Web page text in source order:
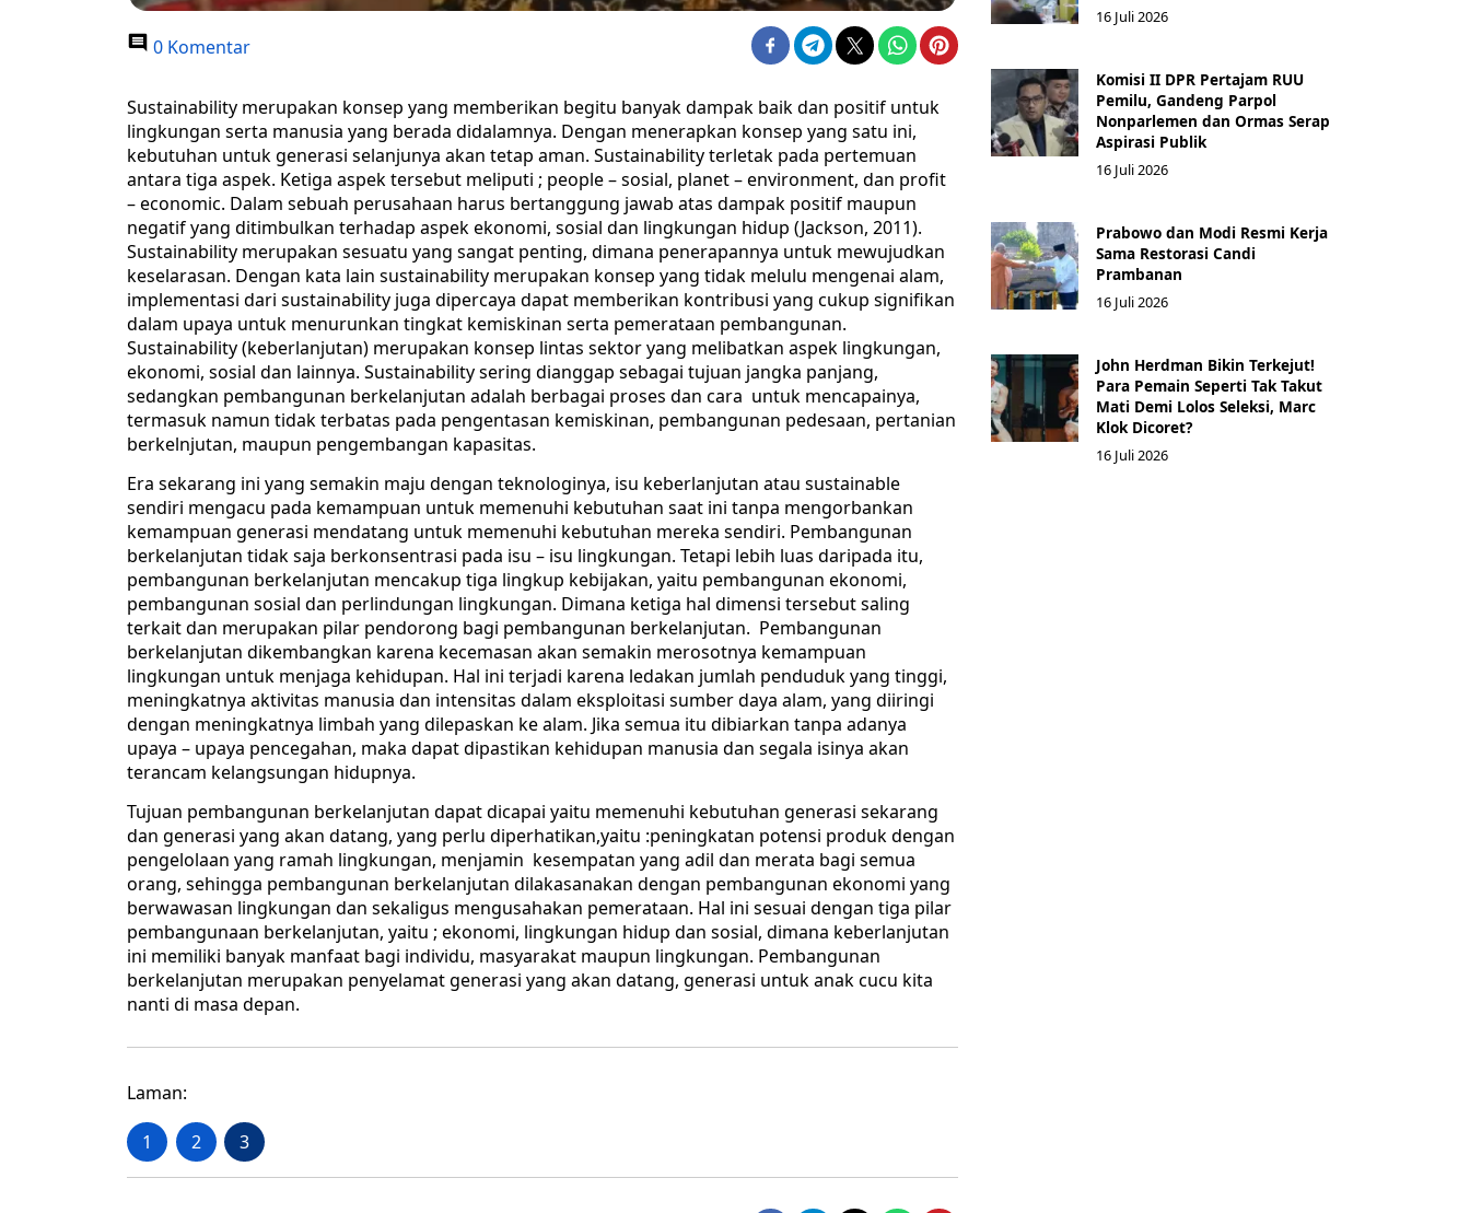
0 Komentar
Sustainability merupakan konsep yang memberikan begitu banyak dampak baik dan positif untuk
lingkungan serta manusia yang berada didalamnya. Dengan menerapkan konsep yang satu ini,
kebutuhan untuk generasi selanjunya akan tetap aman. Sustainability terletak pada pertemuan
antara tiga aspek. Ketiga aspek tersebut meliputi ; people – sosial, planet – environment, dan profit
– economic. Dalam sebuah perusahaan harus bertanggung jawab atas dampak positif maupun
negatif yang ditimbulkan terhadap aspek ekonomi, sosial dan lingkungan hidup (Jackson, 2011).
Sustainability merupakan sesuatu yang sangat penting, dimana penerapannya untuk mewujudkan
keselarasan. Dengan kata lain sustainability merupakan konsep yang tidak melulu mengenai alam,
implementasi dari sustainability juga dipercaya dapat memberikan kontribusi yang cukup signifikan
dalam upaya untuk menurunkan tingkat kemiskinan serta pemerataan pembangunan.
Sustainability (keberlanjutan) merupakan konsep lintas sektor yang melibatkan aspek lingkungan,
ekonomi, sosial dan lainnya. Sustainability sering dianggap sebagai tujuan jangka panjang,
sedangkan pembangunan berkelanjutan adalah berbagai proses dan cara untuk mencapainya,
termasuk namun tidak terbatas pada pengentasan kemiskinan, pembangunan pedesaan, pertanian
berkelnjutan, maupun pengembangan kapasitas.
Era sekarang ini yang semakin maju dengan teknologinya, isu keberlanjutan atau sustainable
sendiri mengacu pada kemampuan untuk memenuhi kebutuhan saat ini tanpa mengorbankan
kemampuan generasi mendatang untuk memenuhi kebutuhan mereka sendiri. Pembangunan
berkelanjutan tidak saja berkonsentrasi pada isu – isu lingkungan. Tetapi lebih luas daripada itu,
pembangunan berkelanjutan mencakup tiga lingkup kebijakan, yaitu pembangunan ekonomi,
pembangunan sosial dan perlindungan lingkungan. Dimana ketiga hal dimensi tersebut saling
terkait dan merupakan pilar pendorong bagi pembangunan berkelanjutan. Pembangunan
berkelanjutan dikembangkan karena kecemasan akan semakin merosotnya kemampuan
lingkungan untuk menjaga kehidupan. Hal ini terjadi karena ledakan jumlah penduduk yang tinggi,
meningkatnya aktivitas manusia dan intensitas dalam eksploitasi sumber daya alam, yang diiringi
dengan meningkatnya limbah yang dilepaskan ke alam. Jika semua itu dibiarkan tanpa adanya
upaya – upaya pencegahan, maka dapat dipastikan kehidupan manusia dan segala isinya akan
terancam kelangsungan hidupnya.
Tujuan pembangunan berkelanjutan dapat dicapai yaitu memenuhi kebutuhan generasi sekarang
dan generasi yang akan datang, yang perlu diperhatikan,yaitu :peningkatan potensi produk dengan
pengelolaan yang ramah lingkungan, menjamin kesempatan yang adil dan merata bagi semua
orang, sehingga pembangunan berkelanjutan dilakasanakan dengan pembangunan ekonomi yang
berwawasan lingkungan dan sekaligus mengusahakan pemerataan. Hal ini sesuai dengan tiga pilar
pembangunaan berkelanjutan, yaitu ; ekonomi, lingkungan hidup dan sosial, dimana keberlanjutan
ini memiliki banyak manfaat bagi individu, masyarakat maupun lingkungan. Pembangunan
berkelanjutan merupakan penyelamat generasi yang akan datang, generasi untuk anak cucu kita
nanti di masa depan.
Laman:
1 2 3
16 Juli 2026
Komisi II DPR Pertajam RUU
Pemilu, Gandeng Parpol
Nonparlemen dan Ormas Serap
Aspirasi Publik
16 Juli 2026
Prabowo dan Modi Resmi Kerja
Sama Restorasi Candi
Prambanan
16 Juli 2026
John Herdman Bikin Terkejut!
Para Pemain Seperti Tak Takut
Mati Demi Lolos Seleksi, Marc
Klok Dicoret?
16 Juli 2026